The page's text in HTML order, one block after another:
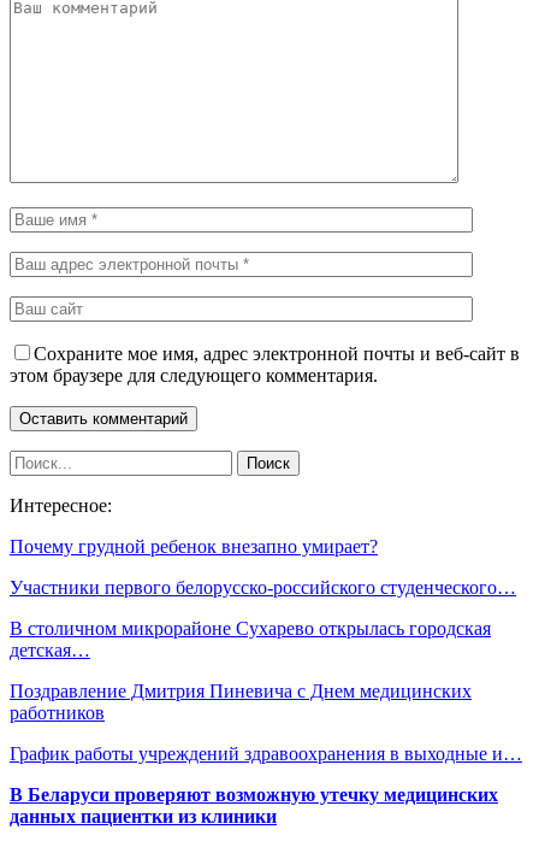
Сохраните мое имя, адрес электронной почты и веб-сайт в
этом браузере для следующего комментария.
Интересное:
Почему грудной ребенок внезапно умирает?
Участники первого белорусско-российского студенческого…
В столичном микрорайоне Сухарево открылась городская
детская…
Поздравление Дмитрия Пиневича с Днем медицинских
работников
График работы учреждений здравоохранения в выходные и…
В Беларуси проверяют возможную утечку медицинских
данных пациентки из клиники